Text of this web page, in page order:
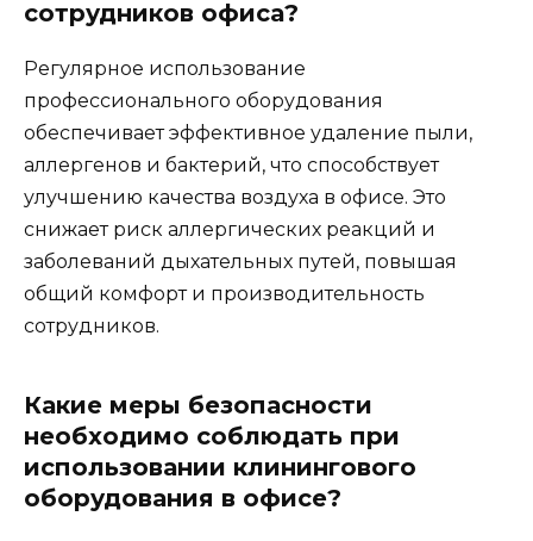
сотрудников офиса?
Регулярное использование
профессионального оборудования
обеспечивает эффективное удаление пыли,
аллергенов и бактерий, что способствует
улучшению качества воздуха в офисе. Это
снижает риск аллергических реакций и
заболеваний дыхательных путей, повышая
общий комфорт и производительность
сотрудников.
Какие меры безопасности
необходимо соблюдать при
использовании клинингового
оборудования в офисе?